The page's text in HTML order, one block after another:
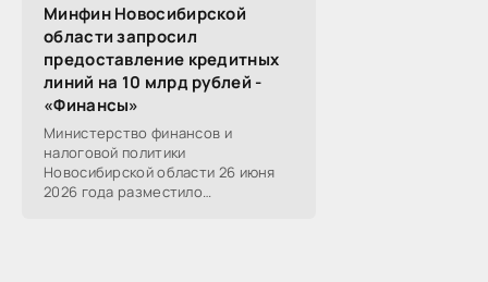
Минфин Новосибирской
области запросил
предоставление кредитных
линий на 10 млрд рублей -
«Финансы»
Министерство финансов и
налоговой политики
Новосибирской области 26 июня
2026 года разместило